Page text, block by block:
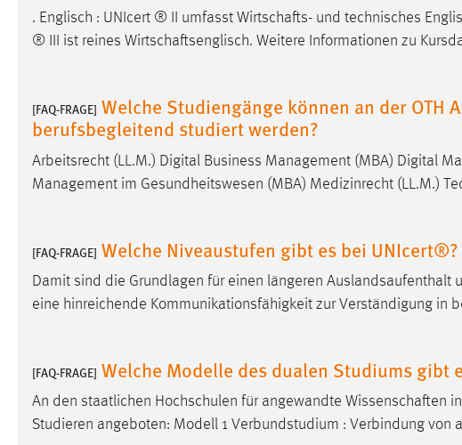
. Englisch : UNIcert ® II umfasst Wirtschafts- und technisches
® III ist reines Wirtschaftsenglisch. Weitere Informationen zu
[FAQ-FRAGE] Welche Studiengänge können an der OTH
berufsbegleitend studiert werden?
Arbeitsrecht (LL.M.) Digital Business Management (MBA) Digital
Management im Gesundheitswesen (MBA) Medizinrecht (LL.M.)
[FAQ-FRAGE] Welche Niveaustufen gibt es bei UNIcert®?
Damit sind die Grundlagen für einen längeren Auslandsaufenthalt
eine hinreichende Kommunikationsfähigkeit zur Verständigung in
[FAQ-FRAGE] Welche Modelle des dualen Studiums gibt
An den staatlichen Hochschulen für angewandte Wissenschaften
Studieren angeboten: Modell 1 Verbundstudium : Verbindung von
5e9dbeb1811c0446
Zweck:
Wird benötigt um die Chatfunktion
nutzen zu können.
Cookie Laufzeit: MibewSessionID, mibew-chat-frame-
Jahre, MIBEW_UserID = 1 Jahr
Login
Zweck:
Dieser Cookie ist notwendig um sich an
Cookie Laufzeit: 24 Stunden